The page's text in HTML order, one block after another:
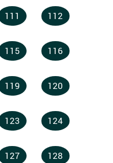
111 112
115 116
119 120
123 124
127 128